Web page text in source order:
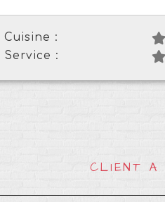
Cuisine :
Service :
CLIENT A